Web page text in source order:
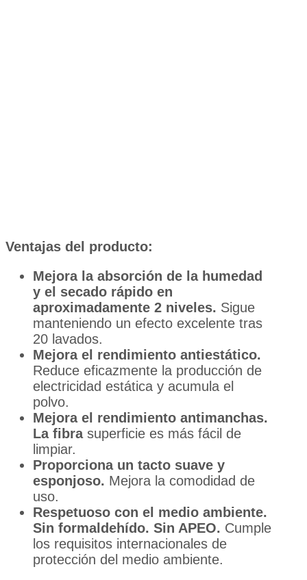
Ventajas del producto:
Mejora la absorción de la humedad
y el secado rápido en
aproximadamente 2 niveles. Sigue
manteniendo un efecto excelente tras
20 lavados.
Mejora el rendimiento antiestático.
Reduce eficazmente la producción de
electricidad estática y acumula el
polvo.
Mejora el rendimiento antimanchas.
La fibrasuperficie es más fácil de
limpiar.
Proporciona un tacto suave y
esponjoso. Mejora la comodidad de
uso.
Respetuoso con el medio ambiente.
Sin formaldehído. Sin APEO. Cumple
los requisitos internacionales de
protección del medio ambiente.